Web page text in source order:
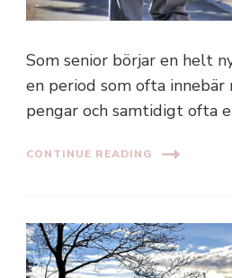
Som senior börjar en helt
en period som ofta
pengar och samtidigt ofta
CONTINUE READING